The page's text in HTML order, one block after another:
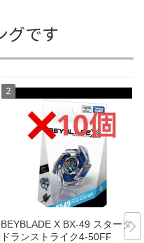
グです
BEYBLADE X BX-49 スターター
ドランストライク4-50FF